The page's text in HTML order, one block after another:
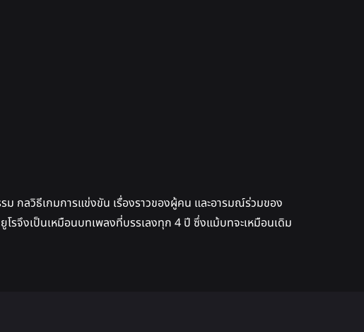
กลวิธีเกมการแข่งขัน เรื่องราวของผู้คน และอารมณ์ร่วมของ
รจึงเป็นเหมือนบทเพลงที่บรรเลงทุก 4 ปี ซึ่งแม้บทจะเหมือนเดิม